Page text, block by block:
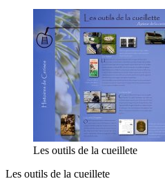
Les outils de la cueillete
Les outils de la cueillete